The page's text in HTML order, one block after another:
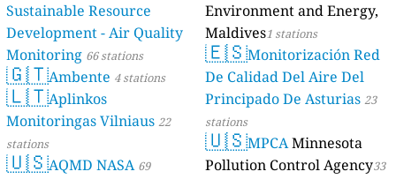
Sustainable Resource
Development - Air Quality
Monitoring 66 stations
🇬🇹Ambente 4 stations
🇱🇹Aplinkos
Monitoringas Vilniaus 22
stations
🇺🇸AQMD NASA 69
Environment and Energy,
Maldives1 stations
🇪🇸Monitorización Red
De Calidad Del Aire Del
Principado De Asturias 23
stations
🇺🇸MPCAMinnesota
Pollution Control Agency33